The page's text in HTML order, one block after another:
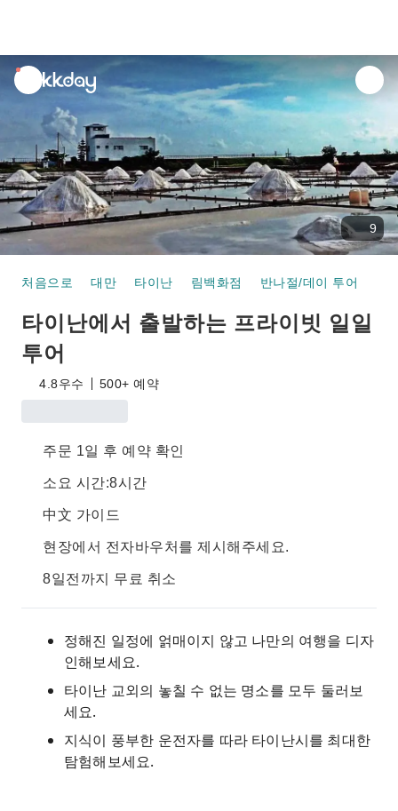
unread
notifications
9
처음으로 대만 타이난 림백화점 반나절/데이 투어
타이난에서 출발하는 프라이빗 일일
투어
4.8우수 500+ 예약
주문 1일 후 예약 확인
소요 시간:8시간
中文 가이드
현장에서 전자바우처를 제시해주세요.
8일전까지 무료 취소
정해진 일정에 얽매이지 않고 나만의 여행을 디자
인해보세요.
타이난 교외의 놓칠 수 없는 명소를 모두 둘러보
세요.
지식이 풍부한 운전자를 따라 타이난시를 최대한
탐험해보세요.